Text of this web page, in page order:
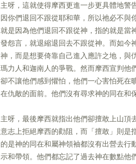
主呀，這就使得摩西更進一步更具體地警
因你們退回不跟從耶和華，所以祂必不與
就是因為他們退回不跟從神，指的就是當
發怨言，就退縮退回去不跟從神。而如今
神，而是想要倚靠自己進入應許之地，與
瑪力人和迦南人的爭戰。然而摩西宣判他
卻不讓他們感到懼怕，他們一心害怕死在
在仇敵的面前。他們沒有尋求神的同在和
主呀，最後摩西就指出他們卻擅敢上山頂
意志上拒絕摩西的勸阻，而「擅敢」則是
的是神的同在和屬神領袖都沒有出營去行
示和帶領。他們都忘記了過去神在數點他